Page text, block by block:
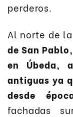
perderos.
Al norte de
de San
en Úbeda,
antiguas ya
desde
fachadas